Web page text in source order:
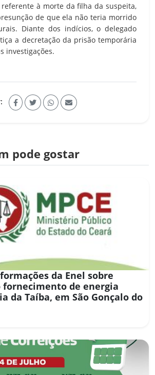
referente à morte da filha da suspeita,
de que ela não teria morrido
Diante dos indícios, o delegado
a decretação da prisão temporária
investigações.
pode gostar
da Enel sobre
de energia
da Taíba, em São Gonçalo do